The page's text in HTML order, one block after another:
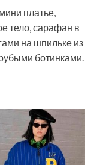
платье,
тело, сарафан в
на шпильке из
ботинками.